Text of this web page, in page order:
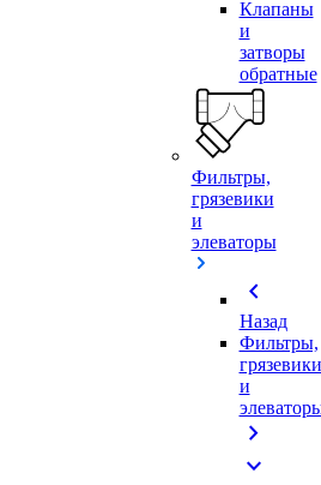
Клапаны
и
затворы
обратные
Фильтры,
грязевики
и
элеваторы
chevron_left
Назад
Фильтры,
грязевики
и
chevron_right
expand_more